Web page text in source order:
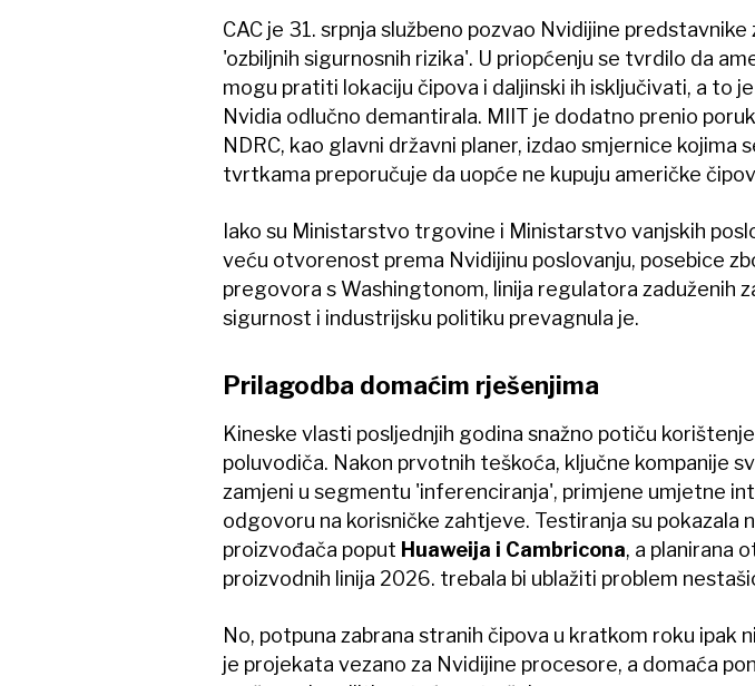
CAC je 31. srpnja službeno pozvao Nvidijine predstavnike
'ozbiljnih sigurnosnih rizika'. U priopćenju se tvrdilo da
mogu pratiti lokaciju čipova i daljinski ih isključivati, a to
Nvidia odlučno demantirala. MIIT je dodatno prenio
NDRC, kao glavni državni planer, izdao smjernice kojima
tvrtkama preporučuje da uopće ne kupuju američke
Iako su Ministarstvo trgovine i Ministarstvo vanjskih
veću otvorenost prema Nvidijinu poslovanju, posebice
pregovora s Washingtonom, linija regulatora zaduženih
sigurnost i industrijsku politiku prevagnula je.
Prilagodba domaćim rješenjima
Kineske vlasti posljednjih godina snažno potiču
poluvodiča. Nakon prvotnih teškoća, ključne kompanije
zamjeni u segmentu 'inferenciranja', primjene umjetne
odgovoru na korisničke zahtjeve. Testiranja su pokazala
proizvođača poput Huaweija i Cambricona, a planirana
proizvodnih linija 2026. trebala bi ublažiti problem
No, potpuna zabrana stranih čipova u kratkom roku ipak
je projekata vezano za Nvidijine procesore, a domaća